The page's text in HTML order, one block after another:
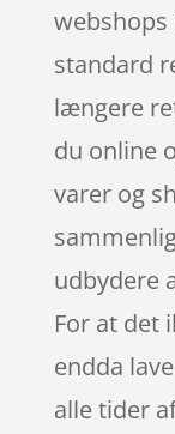
webshops
standard
længere
du online
varer og
udbydere
For at det
endda
alle tider